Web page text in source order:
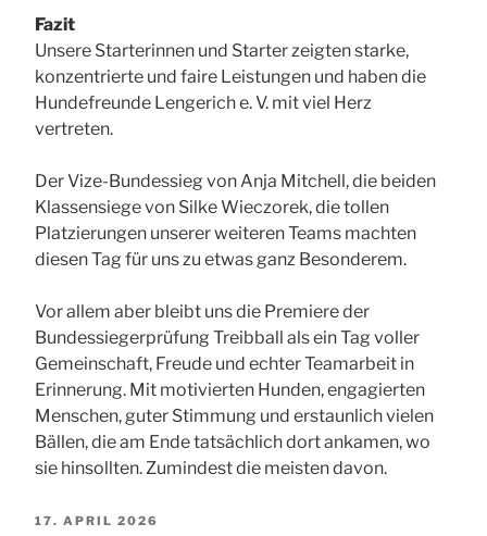
Fazit
Unsere Starterinnen und Starter zeigten starke,
konzentrierte und faire Leistungen und haben die
Hundefreunde Lengerich e. V. mit viel Herz
vertreten.
Der Vize-Bundessieg von Anja Mitchell, die beiden
Klassensiege von Silke Wieczorek, die tollen
Platzierungen unserer weiteren Teams machten
diesen Tag für uns zu etwas ganz Besonderem.
Vor allem aber bleibt uns die Premiere der
Bundessiegerprüfung Treibball als ein Tag voller
Gemeinschaft, Freude und echter Teamarbeit in
Erinnerung. Mit motivierten Hunden, engagierten
Menschen, guter Stimmung und erstaunlich vielen
Bällen, die am Ende tatsächlich dort ankamen, wo
sie hinsollten. Zumindest die meisten davon.
VERÖFFENTLICHT
17. APRIL 2026